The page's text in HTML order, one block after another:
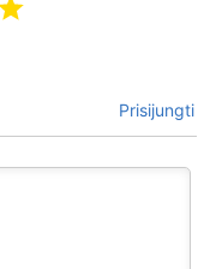
Prisijungti